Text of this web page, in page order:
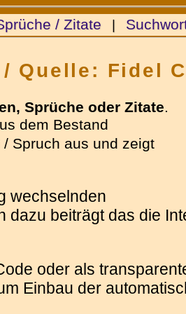
/ Zitate |
Quelle: Fidel
Sprüche oder Zitate.
dem Bestand
Spruch aus und zeigt
wechselnden
beiträgt das die
oder als
Einbau der